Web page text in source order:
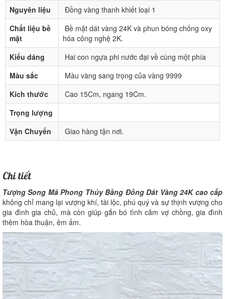
Nguyên liệu
Đồng vàng thanh khiết loại 1
Chất liệu bề
mặt
Bề mặt dát vàng 24K và phun bóng chống oxy
hóa công nghệ 2K.
Kiểu dáng
Hai con ngựa phi nước đại về cùng một phía
Màu sắc
Màu vàng sang trọng của vàng 9999
Kích thước
Cao 15Cm, ngang 19Cm.
Trọng lượng
Vận Chuyển
Giao hàng tận nơi.
Chi tiết
Tượng Song Mã Phong Thủy Bằng Đồng Dát Vàng 24K cao cấp
không chỉ mang lại vượng khí, tài lộc, phú quý và sự thịnh vượng cho
gia đình gia chủ, mà còn giúp gắn bó tình cảm vợ chồng, gia đình
thêm hòa thuận, êm ấm.